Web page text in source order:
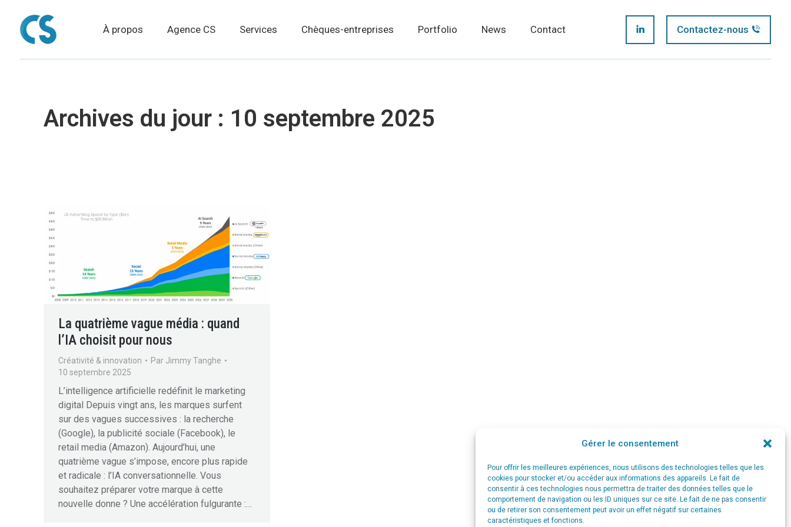
Gérer le consentement
Pour offrir les meilleures expériences, nous utilisons des technologies telles que les
cookies pour stocker et/ou accéder aux informations des appareils. Le fait de
consentir à ces technologies nous permettra de traiter des données telles que le
comportement de navigation ou les ID uniques sur ce site. Le fait de ne pas consentir
ou de retirer son consentement peut avoir un effet négatif sur certaines
caractéristiques et fonctions.
À propos Agence CS Services Chèques-entreprises Portfolio News Contact
LinkedIn
Contactez-nous
Archives du jour : 10 septembre 2025
La quatrième vague média : quand
l’IA choisit pour nous
Créativité & innovation Par Jimmy Tanghe
10 septembre 2025
L’intelligence artificielle redéfinit le marketing
digital Depuis vingt ans, les marques surfent
sur des vagues successives : la recherche
(Google), la publicité sociale (Facebook), le
retail media (Amazon). Aujourd’hui, une
quatrième vague s’impose, encore plus rapide
et radicale : l’IA conversationnelle. Vous
souhaitez préparer votre marque à cette
nouvelle donne ? Une accélération fulgurante :…